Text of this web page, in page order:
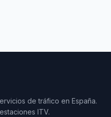
de tráfico en España.
ITV.